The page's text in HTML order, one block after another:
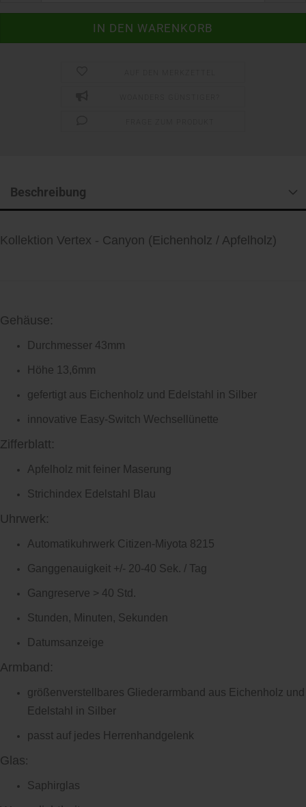
Beschreibung
Kollektion Vertex - Canyon (Eichenholz / Apfelholz)
Gehäuse:
Durchmesser 43mm
Höhe 13,6mm
gefertigt aus Eichenholz und Edelstahl in Silber
innovative Easy-Switch Wechsellünette
Zifferblatt:
Apfelholz mit feiner Maserung
Strichindex Edelstahl Blau
Uhrwerk:
Automatikuhrwerk Citizen-Miyota 8215
Ganggenauigkeit +/- 20-40 Sek. / Tag
Gangreserve > 40 Std.
Stunden, Minuten, Sekunden
Datumsanzeige
Armband:
größenverstellbares Gliederarmband aus Eichenholz und
Edelstahl in Silber
passt auf jedes Herrenhandgelenk
Glas:
Saphirglas